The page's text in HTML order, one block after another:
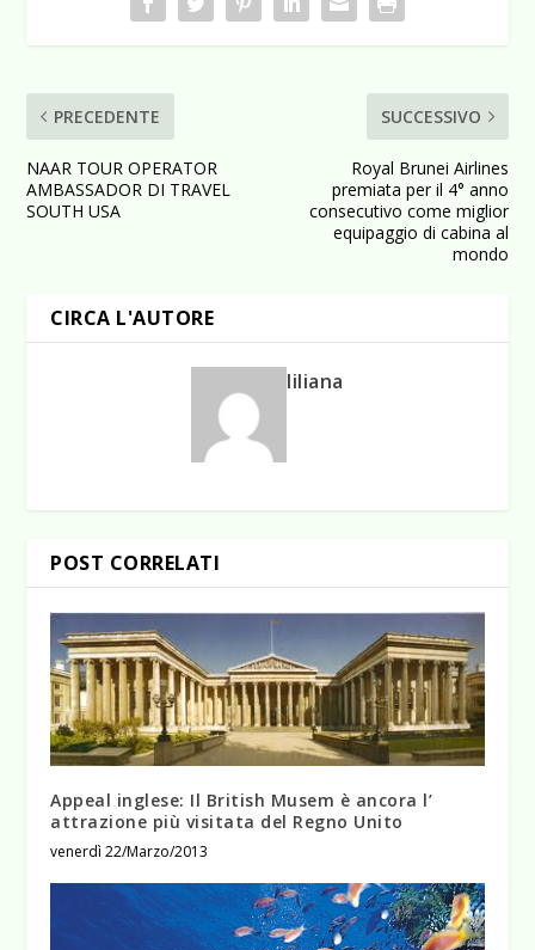
PRECEDENTE
NAAR TOUR OPERATOR
AMBASSADOR DI TRAVEL
SOUTH USA
SUCCESSIVO
Royal Brunei Airlines
premiata per il 4° anno
consecutivo come miglior
equipaggio di cabina al
mondo
CIRCA L'AUTORE
liliana
POST CORRELATI
Appeal inglese: Il British Musem è ancora l’
attrazione più visitata del Regno Unito
venerdì 22/Marzo/2013